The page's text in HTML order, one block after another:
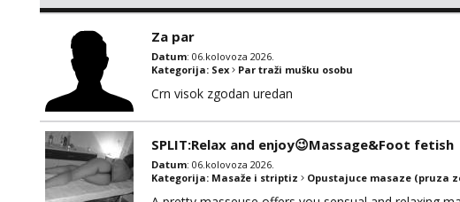
Za par
Datum: 06.kolovoza 2026.
Kategorija: Sex Par traži mušku osobu
Crn visok zgodan uredan
SPLIT:Relax and enjoy😉Massage&Foot fetish
Datum: 06.kolovoza 2026.
Kategorija: Masaže i striptiz Opustajuce masaze (pruza